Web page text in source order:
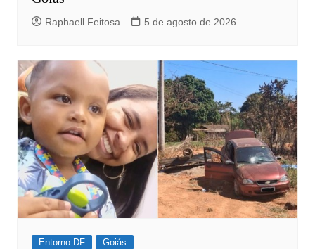
Raphaell Feitosa 5 de agosto de 2026
Entorno DF Goiás